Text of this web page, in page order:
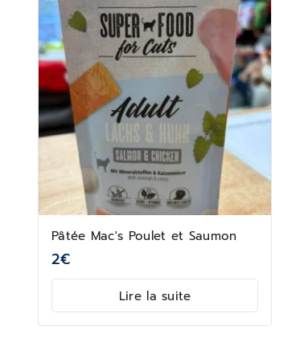
Pâtée Mac's Poulet et Saumon
2€
Lire la suite